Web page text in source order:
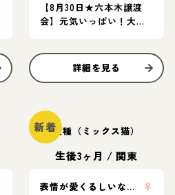
【8月30日★六本木譲渡
会】元気いっぱい！大き
詳細を見る
新着雑種（ミックス猫）
生後3ヶ月 / 関東
表情が愛くるしいなつっこちゃん🍑
♀